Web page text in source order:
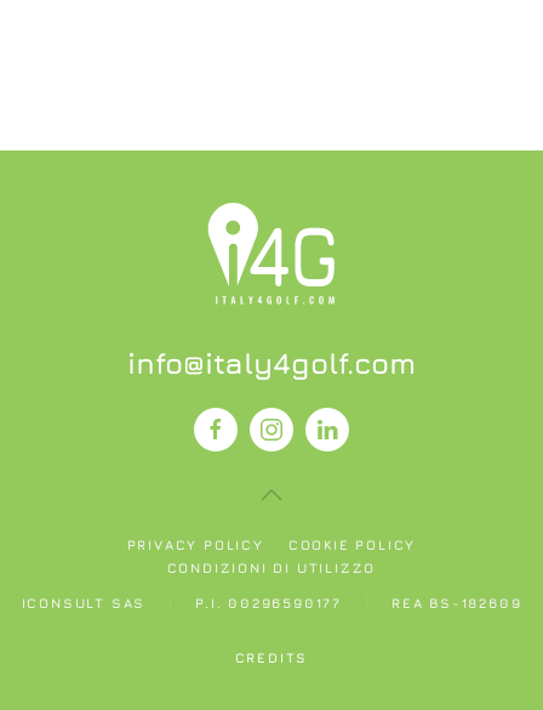
info@italy4golf.com
PRIVACY POLICY
COOKIE POLICY
CONDIZIONI DI UTILIZZO
ICONSULT SAS P.I. 00296590177 REA BS-182609
CREDITS